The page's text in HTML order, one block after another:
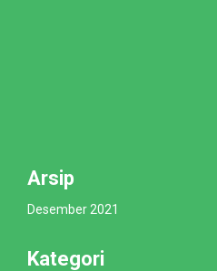
Arsip
Desember 2021
Kategori